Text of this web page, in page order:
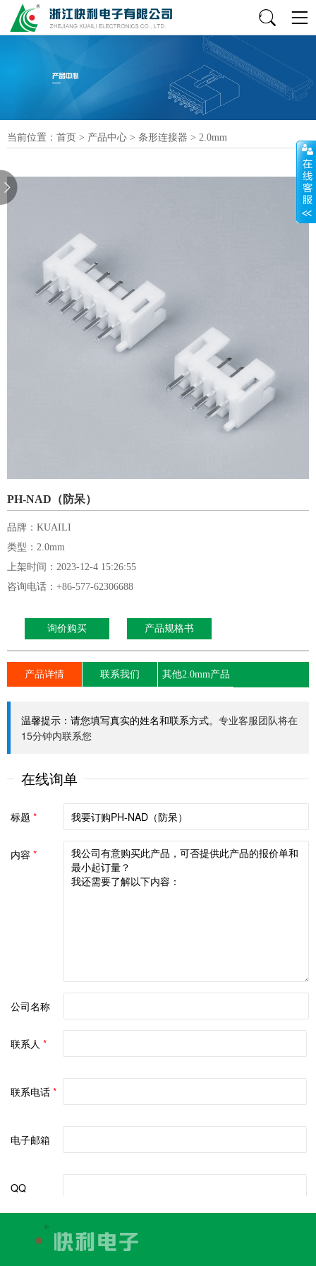
当前位置： 首页 > 产品中心 > 条形连接器 > 2.0mm
PH-NAD（防呆）
品牌：KUAILI
类型：2.0mm
上架时间：2023-12-4 15:26:55
咨询电话：+86-577-62306688
询价购买 产品规格书
产品详情 联系我们 其他2.0mm产品